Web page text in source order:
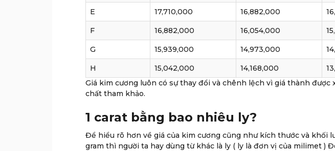
E 17,710,000 16,882,000
F 16,882,000 16,054,000
G 15,939,000 14,973,000
H 15,042,000 14,168,000
Giá kim cương luôn có sự thay đổi và chênh lệch vì giá thành
chất tham khảo.
1 carat bằng bao nhiêu ly?
Để hiểu rõ hơn về giá của kim cương cũng như kích thước và khối
gram thì người ta hay dùng từ khác là ly ( ly là đơn vị của milimet )